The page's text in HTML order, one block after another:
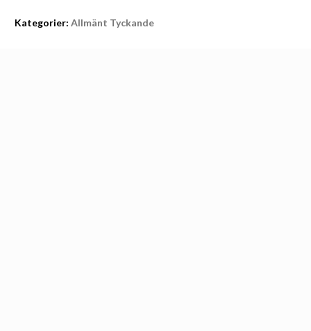
Kategorier: Allmänt Tyckande